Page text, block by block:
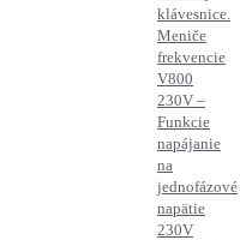
klávesnice.
Meniče
frekvencie
V800
230V –
Funkcie
napájanie
na
jednofázové
napätie
230V